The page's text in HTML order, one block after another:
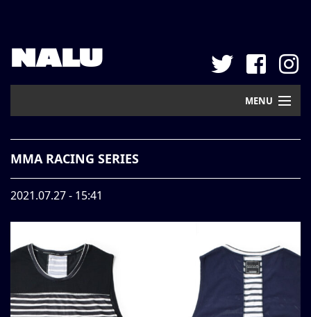
NALU
MENU
New Arrival
Pickup
Contact
Web Store
MMA RACING SERIES
2021.07.27 - 15:41